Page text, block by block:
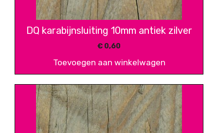
DQ karabijnsluiting 10mm antiek zilver
€ 0,60
Toevoegen aan winkelwagen